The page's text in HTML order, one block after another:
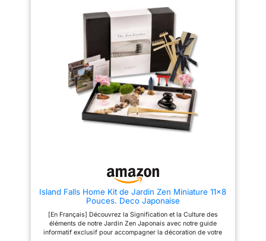
jardins zen japonais de haute
qualité sont conçus pour
relaxation, favorisant la pleine
conscience et la créativité grâce
à des activités paysagères
calmes. C'est le moyen idéal
pour se détendre après une
longue journée de travail ou
pour commencer la journée
avec le pied droit. * grande
décoration de la maison: le
Bureau Zen Garden n'est pas
manquera pas de résonner. *
gamme: Récompensez - vous
ou un être cher avec ce luxueux
ensemble cadeau miniature
jardin zen. Parfait pour tenir sur
votre bureau à la maison ou au
Bureau, c'est un cadeau intime
touche de sérénité à votre
intérieur. Embellissez votre
espace de vie avec cette
décoration zen. Créez une
atmosphère relaxante et
harmonieuse. Faites de votre
maison un havre de paix. Offrez
un cadeau unique et apaisant à
vos proches. [Qualité
supérieure] Kit Jardin Zen
Japonais fabriqué avec des
matériaux durables et de haute
qualité. Conçu pour résister à
l'usure quotidienne. Finition
soignée et détails authentiques.
seulement. Aucune compétence
claires et faciles à suivre.
Entretien minimal nécessaire.
Sand Garden Kit idéal pour la
maison, le bureau, le salon, la
chambre à coucher, ou tout autre
Island Falls Home Kit de Jardin Zen Miniature 11x8
Pouces. Deco Japonaise
[En Français] Découvrez la Signification et la Culture des
éléments de notre Jardin Zen Japonais avec notre guide
informatif exclusif pour accompagner la décoration de votre